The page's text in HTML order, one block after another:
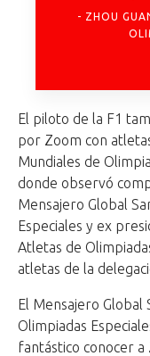
ZHOU
El piloto de la F1
por Zoom con
Mundiales de
donde observó
Mensajero Global
Especiales y ex
Atletas de
atletas de la
El Mensajero
Olimpiadas
fantástico conocer